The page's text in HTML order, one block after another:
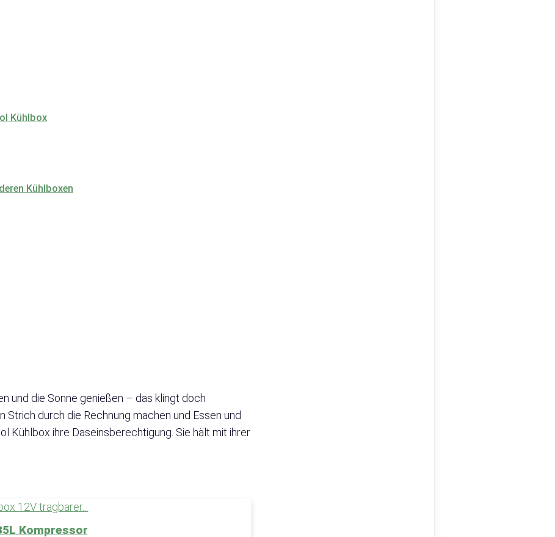
Kühlbox
Kühlboxen
und die Sonne genießen – das klingt doch
durch die Rechnung machen und Essen und
Kühlbox ihre Daseinsberechtigung. Sie hält mit ihrer
Kompressor